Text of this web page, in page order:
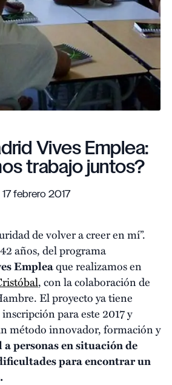
Vives Emplea:
trabajo juntos?
17 febrero 2017
de volver a creer en mí”.
años, del programa
Empleaque realizamos en
, con la colaboración de
El proyecto ya tiene
para este 2017 y
método innovador, formación y
personas en situación de
para encontrar un